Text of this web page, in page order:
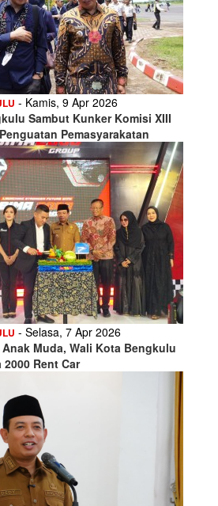
- Kamis, 9 Apr 2026
Sambut Kunker Komisi XIII
Pemasyarakatan
- Selasa, 7 Apr 2026
Muda, Wali Kota Bengkulu
Rent Car